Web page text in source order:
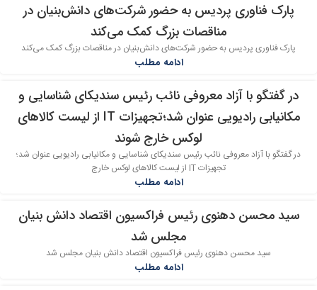
25
پارک فناوری پردیس به حضور شرکت‌های دانش‌بنیان در
مناقصات بزرگ کمک می‌کند
پارک فناوری پردیس به حضور شرکت‌های دانش‌بنیان در مناقصات بزرگ کمک می‌کند
ادامه مطلب
24
تیر
در گفتگو با آزاد معروفی نائب رئیس سندیکای شناسایی و
مکانیابی رادیویی عنوان شد؛تجهیزات IT از لیست کالاهای
لوکس خارج شوند
در گفتگو با آزاد معروفی نائب رئیس سندیکای شناسایی و مکانیابی رادیویی عنوان شد؛
تجهیزات IT از لیست کالاهای لوکس خارج
ادامه مطلب
21
سید محسن دهنوی رئیس فراکسیون اقتصاد دانش بنیان
مجلس شد
سید محسن دهنوی رئیس فراکسیون اقتصاد دانش بنیان مجلس شد
ادامه مطلب